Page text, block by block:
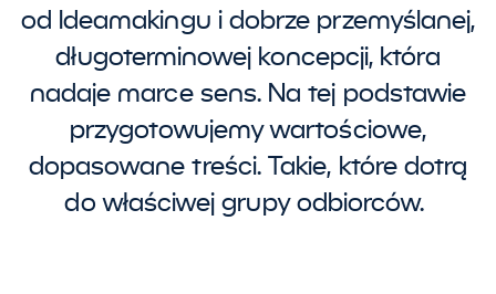
od Ideamakingu i dobrze przemyślanej,
długoterminowej koncepcji, która
nadaje marce sens. Na tej podstawie
przygotowujemy wartościowe,
dopasowane treści. Takie, które dotrą
do właściwej grupy odbiorców.